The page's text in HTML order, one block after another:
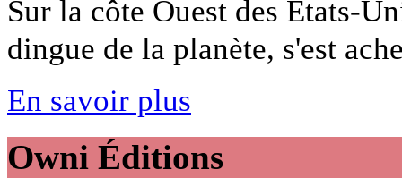
Sur la côte Ouest des États-
dingue de la planète, s'est
En savoir plus
Owni Éditions